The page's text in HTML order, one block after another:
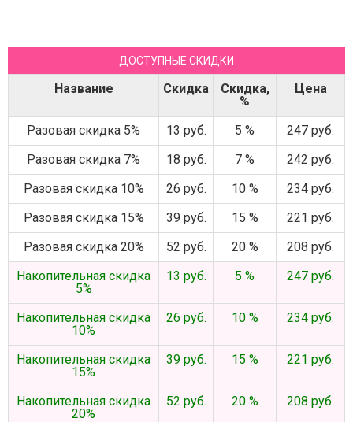
ДОСТУПНЫЕ СКИДКИ
Название Скидка
Скидка,
%
Цена
Разовая скидка 5% 13 руб. 5 %
247 руб.
Разовая скидка 7%
18 руб. 7 %
242 руб.
Разовая скидка 10%
26 руб. 10 %
234 руб.
Разовая скидка 15%
39 руб. 15 %
221 руб.
Разовая скидка 20%
52 руб. 20 %
208 руб.
Накопительная скидка
5%
13 руб. 5 % 247 руб.
Накопительная скидка
10%
26 руб. 10 % 234 руб.
Накопительная скидка
15%
39 руб. 15 % 221 руб.
Накопительная скидка
20%
52 руб. 20 % 208 руб.